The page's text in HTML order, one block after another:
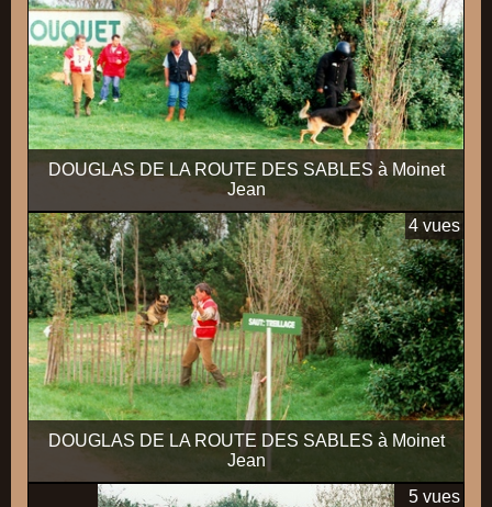
DOUGLAS DE LA ROUTE DES SABLES à Moinet
Jean
DOUGLAS DE LA ROUTE DES SABLES à Moinet
Jean
4 vues
5 vues